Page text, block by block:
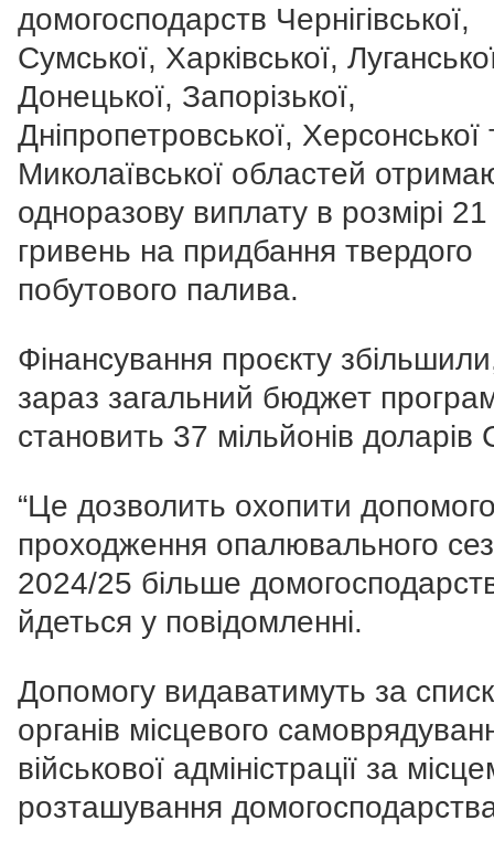
домогосподарств Чернігівської,
Сумської, Харківської,
Донецької, Запорізької,
Дніпропетровської, Херсонської
Миколаївської областей
одноразову виплату в розмірі 21
гривень на придбання твердого
побутового палива.
Фінансування проєкту
зараз загальний бюджет
становить 37 мільйонів
“Це дозволить охопити
проходження опалювального
2024/25 більше
йдеться у повідомленні.
Допомогу видаватимуть за
органів місцевого
військової адміністрації за
розташування